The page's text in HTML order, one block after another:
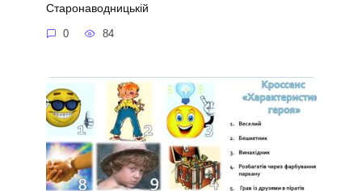
Старонаводницькій
0 84